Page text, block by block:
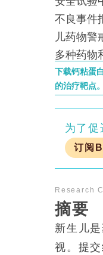
不良事件
儿药物警
多种药物
下载钙粘蛋
的治疗靶点。
为了
订阅
Research
摘要
新生儿
视。提